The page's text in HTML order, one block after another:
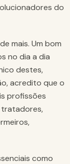
do
mais. Um bom
no dia a dia
destes,
acredito que o
profissões
tratadores,
como